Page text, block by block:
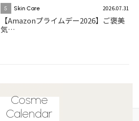
5 Skin Care 2026.07.31
【Amazonプライムデー2026】ご褒美
気…
Cosme
Calendar